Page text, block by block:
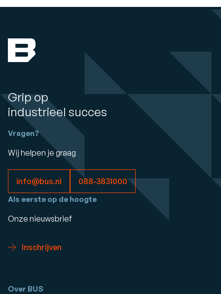
Grip op
industrieel succes
Vragen?
Wij helpen je graag
info@bus.nl 088-3831000
Als eerste op de hoogte
Onze nieuwsbrief
Inschrijven
Over BUS